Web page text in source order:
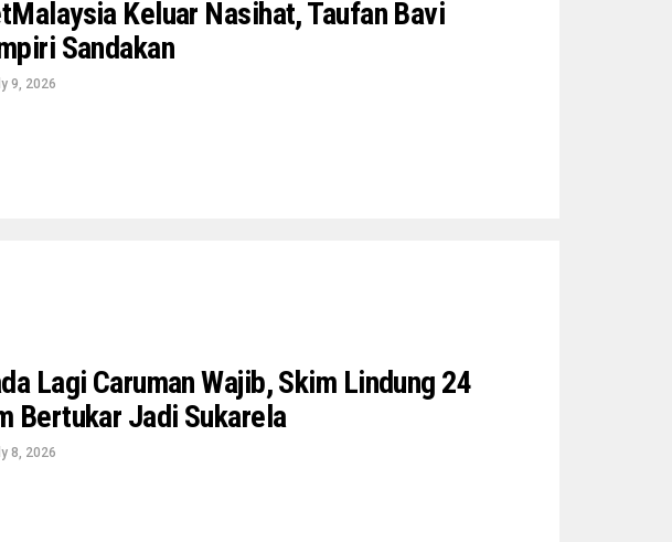
Keluar Nasihat, Taufan Bavi
Sandakan
9, 2026
Lagi Caruman Wajib, Skim Lindung 24
Bertukar Jadi Sukarela
8, 2026